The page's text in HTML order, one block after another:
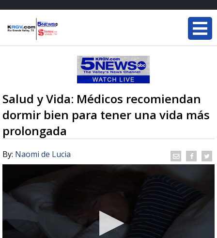
Salud y Vida: Médicos recomiendan
dormir bien para tener una vida más
prolongada
By: Naomi de Lucia